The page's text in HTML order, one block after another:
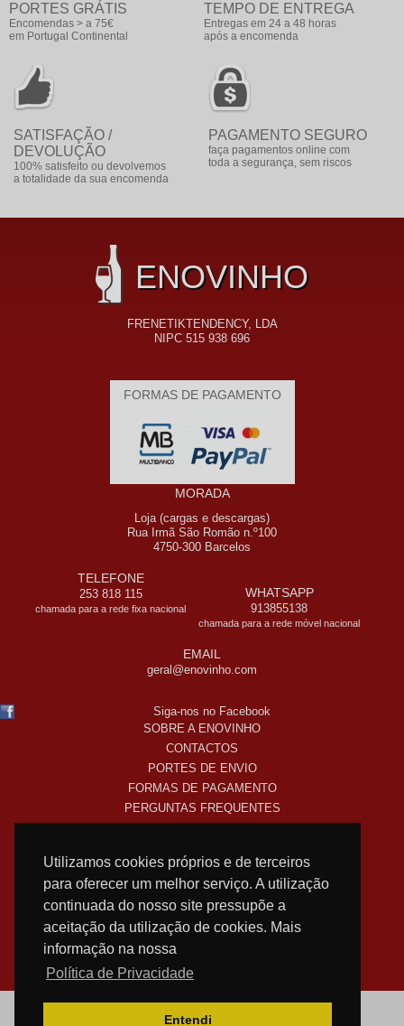
Utilizamos cookies próprios e de terceiros
para oferecer um melhor serviço. A utilização
continuada do nosso site pressupõe a
aceitação da utilização de cookies. Mais
informação na nossa
Política de Privacidade
Entendi
PORTES GRÁTIS
Encomendas > a 75€
em Portugal Continental
TEMPO DE ENTREGA
Entregas em 24 a 48 horas
após a encomenda
SATISFAÇÃO /
DEVOLUÇÃO
100% satisfeito ou devolvemos
a totalidade da sua encomenda
PAGAMENTO SEGURO
faça pagamentos online com
toda a segurança, sem riscos
ENOVINHO
FRENETIKTENDENCY, LDA
NIPC 515 938 696
FORMAS DE PAGAMENTO
MORADA
Loja (cargas e descargas)
Rua Irmã São Romão n.º100
4750-300 Barcelos
TELEFONE
253 818 115
chamada para a rede fixa nacional
WHATSAPP
913855138
chamada para a rede móvel nacional
EMAIL
geral@enovinho.com
Siga-nos no Facebook
SOBRE A ENOVINHO
CONTACTOS
PORTES DE ENVIO
FORMAS DE PAGAMENTO
PERGUNTAS FREQUENTES
POLITICA DE PRIVACIDADE
SUBSCREVA A NOSSA NEWSLETTER!
WEB DESIGN